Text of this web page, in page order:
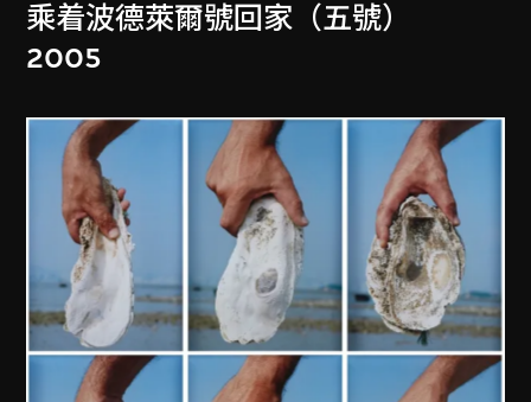
乘着波德萊爾號回家（五號）
2005